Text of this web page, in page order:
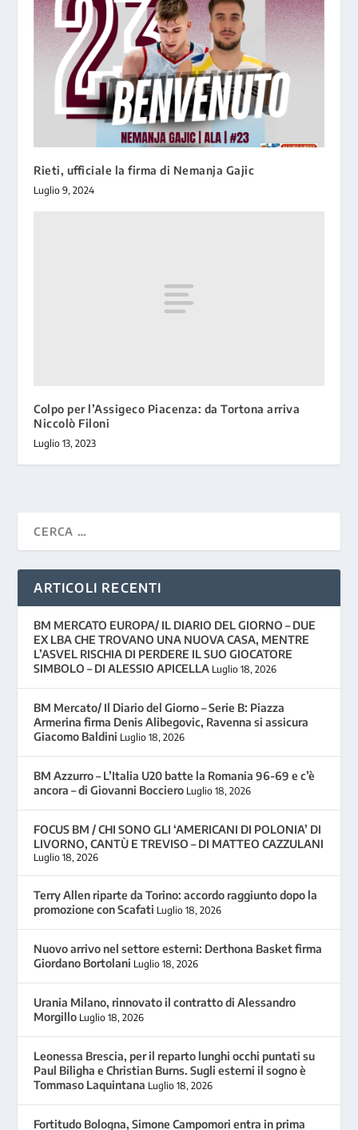
Rieti, ufficiale la firma di Nemanja Gajic
Luglio 9, 2024
Colpo per l’Assigeco Piacenza: da Tortona arriva
Niccolò Filoni
Luglio 13, 2023
ARTICOLI RECENTI
BM MERCATO EUROPA/ IL DIARIO DEL GIORNO – DUE
EX LBA CHE TROVANO UNA NUOVA CASA, MENTRE
L’ASVEL RISCHIA DI PERDERE IL SUO GIOCATORE
SIMBOLO – DI ALESSIO APICELLA Luglio 18, 2026
BM Mercato/ Il Diario del Giorno – Serie B: Piazza
Armerina firma Denis Alibegovic, Ravenna si assicura
Giacomo Baldini Luglio 18, 2026
BM Azzurro – L’Italia U20 batte la Romania 96-69 e c’è
ancora – di Giovanni Bocciero Luglio 18, 2026
FOCUS BM / CHI SONO GLI ‘AMERICANI DI POLONIA’ DI
LIVORNO, CANTÙ E TREVISO – DI MATTEO CAZZULANI
Luglio 18, 2026
Terry Allen riparte da Torino: accordo raggiunto dopo la
promozione con Scafati Luglio 18, 2026
Nuovo arrivo nel settore esterni: Derthona Basket firma
Giordano Bortolani Luglio 18, 2026
Urania Milano, rinnovato il contratto di Alessandro
Morgillo Luglio 18, 2026
Leonessa Brescia, per il reparto lunghi occhi puntati su
Paul Biligha e Christian Burns. Sugli esterni il sogno è
Tommaso Laquintana Luglio 18, 2026
Fortitudo Bologna, Simone Campomori entra in prima